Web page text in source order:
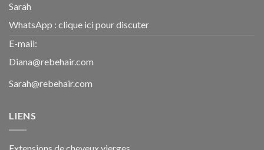
Sarah
WhatsApp : clique ici pour discuter
E-mail:
Diana@rebehair.com
Sarah@rebehair.com
LIENS